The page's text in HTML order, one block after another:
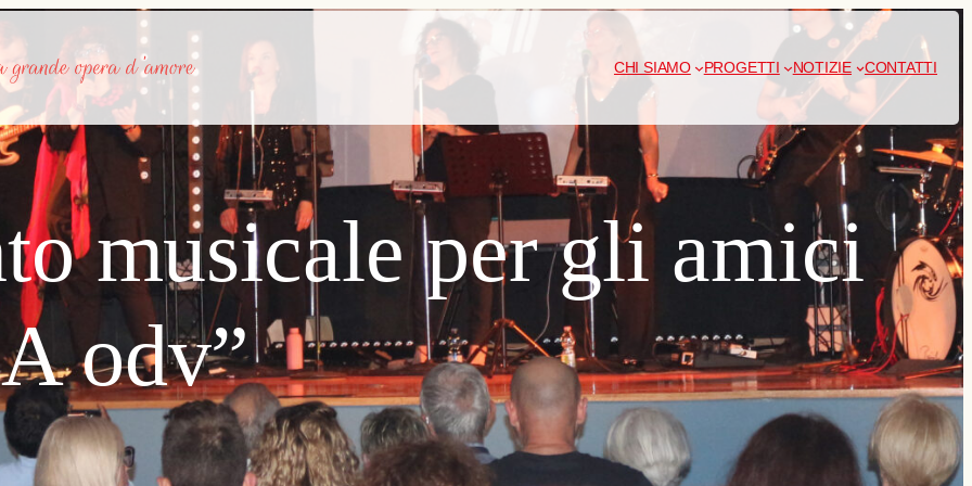
CHI SIAMO PROGETTI NOTIZIE CONTATTI
musicale per gli amici
odv”